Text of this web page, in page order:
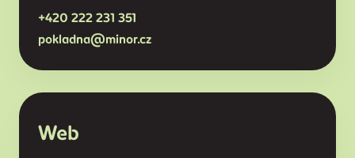
+420 222 231 351
pokladna@minor.cz
Web